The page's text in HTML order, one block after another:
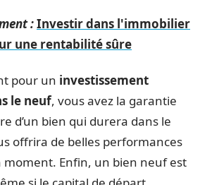
:Investir dans l'immobilier
une rentabilité sûre
pour un investissement
le neuf, vous avez la garantie
d’un bien qui durera dans le
offrira de belles performances
Enfin, un bien neuf est